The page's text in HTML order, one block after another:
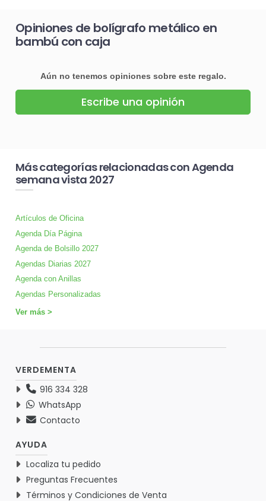
Opiniones de bolígrafo metálico en
bambú con caja
Aún no tenemos opiniones sobre este regalo.
Escribe una opinión
Más categorías relacionadas con Agenda
semana vista 2027
Artículos de Oficina
Agenda Día Página
Agenda de Bolsillo 2027
Agendas Diarias 2027
Agenda con Anillas
Agendas Personalizadas
Ver más >
VERDEMENTA
916 334 328
WhatsApp
Contacto
AYUDA
Localiza tu pedido
Preguntas Frecuentes
Términos y Condiciones de Venta